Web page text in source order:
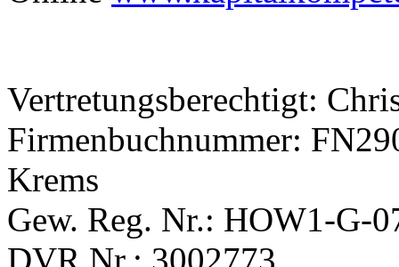
Vertretungsberechtigt:
Firmenbuchnummer:
Krems
Gew. Reg. Nr.: HOW1-G-
DVR Nr.: 3002773